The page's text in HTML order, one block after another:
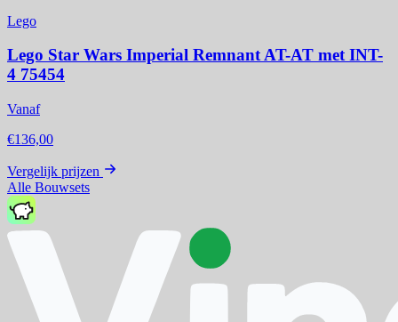
Lego
Lego Star Wars Imperial Remnant AT-AT met INT-
4 75454
Vanaf
€136,00
Vergelijk prijzen
Alle Bouwsets